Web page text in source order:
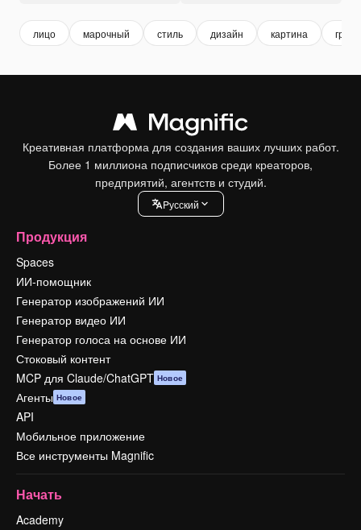
лицо марочный стиль дизайн картина
Креативная платформа для создания ваших лучших работ.
Более 1 миллиона подписчиков среди креаторов,
предприятий, агентств и студий.
Pусский
Продукция
Spaces
ИИ-помощник
Генератор изображений ИИ
Генератор видео ИИ
Генератор голоса на основе ИИ
Стоковый контент
MCP для Claude/ChatGPT Новое
Агенты Новое
API
Мобильное приложение
Все инструменты Magnific
Начать
Academy